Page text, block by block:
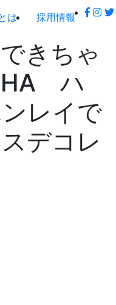
は 採用情報
きちゃ
ハ
レイで
デコレ